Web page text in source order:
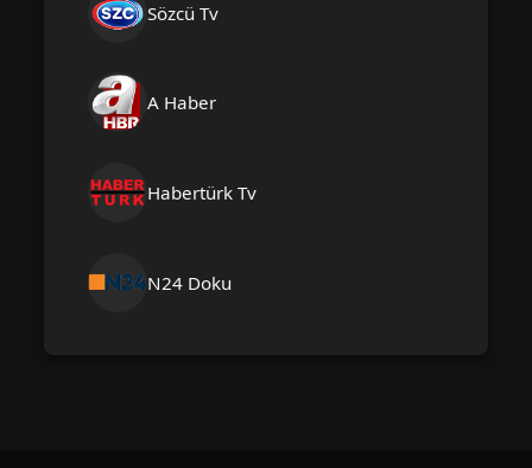
Sözcü Tv
A Haber
Habertürk Tv
N24 Doku